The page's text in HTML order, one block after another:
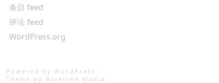
条目 feed
评论 feed
WordPress.org
Powered by WordPress
Theme by Bluelime Media